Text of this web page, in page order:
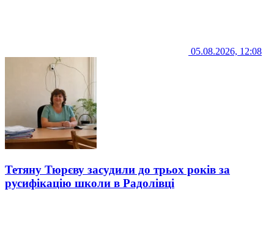
05.08.2026, 12:08
Тетяну Тюрєву засудили до трьох років за
русифікацію школи в Радолівці